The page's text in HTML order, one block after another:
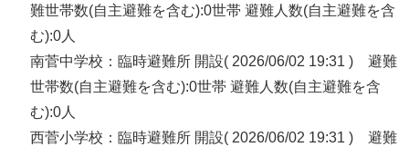
難世帯数(自主避難を含む):0世帯 避難人数(自主避難を含
む):0人
南菅中学校：臨時避難所 開設( 2026/06/02 19:31 ) 避難
世帯数(自主避難を含む):0世帯 避難人数(自主避難を含
む):0人
西菅小学校：臨時避難所 開設( 2026/06/02 19:31 ) 避難